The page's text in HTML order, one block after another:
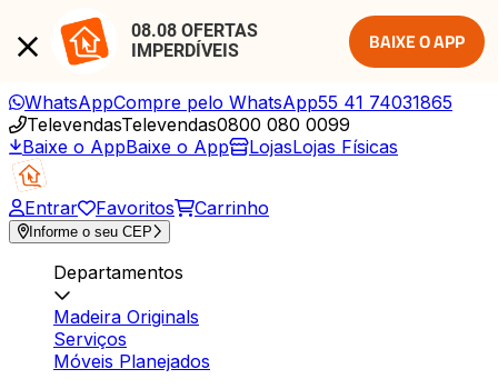
08.08 OFERTAS
IMPERDÍVEIS
BAIXE O APP
WhatsAppCompre pelo WhatsApp55 41 74031865
TelevendasTelevendas0800 080 0099
Baixe o AppBaixe o App LojasLojas Físicas
Entrar Favoritos Carrinho
Informe o seu CEP
Departamentos
Madeira Originals
Serviços
Móveis Planejados